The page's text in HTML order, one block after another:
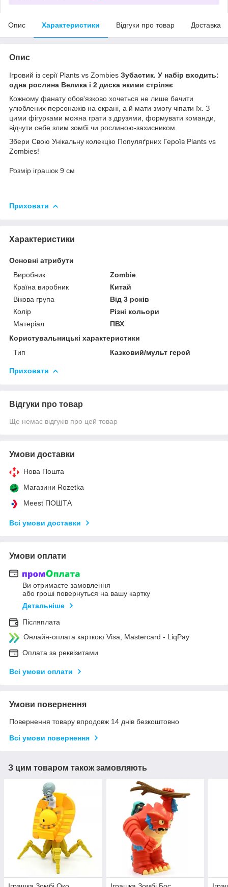
Опис Характеристики Відгуки про товар Доставка
Опис
Ігровий із серії Plants vs Zombies Зубастик. У набір входить:
одна рослина Велика і 2 диска якими стріляє
Кожному фанату обов'язково хочеться не лише бачити
улюблених персонажів на екрані, а й мати змогу чіпати їх. З
цими фігурками можна грати з друзями, формувати команди,
відчути себе злим зомбі чи рослиною-захисником.
Збери Свою Унікальну колекцію Популяґрних Героїв Plants vs
Zombies!
Розмір іграшок 9 см
Приховати
Характеристики
Основні атрибути
Виробник
Zombie
Країна виробник
Китай
Вікова група
Від 3 років
Колір
Різні кольори
Матеріал
ПВХ
Користувальницькі характеристики
Тип
Казковий/мульт герой
Приховати
Відгуки про товар
Ще немає відгуків про цей товар
Умови доставки
Нова Пошта
Магазини Rozetka
Meest ПОШТА
Всі умови доставки
Умови оплати
Ви отримаєте замовлення
або гроші повернуться на вашу картку
Детальніше
Післяплата
Онлайн-оплата карткою Visa, Mastercard - LiqPay
Оплата за реквізитами
Всі умови оплати
Умови повернення
Повернення товару впродовж 14 днів безкоштовно
Всі умови повернення
З цим товаром також замовляють